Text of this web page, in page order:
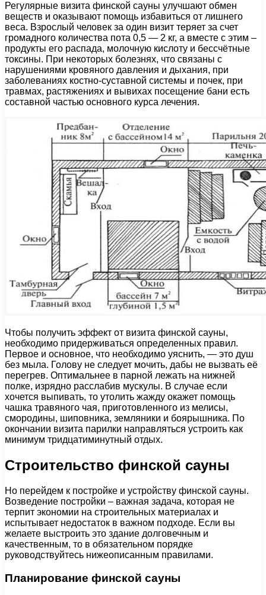
Регулярные визита финской сауны улучшают обмен
веществ и оказывают помощь избавиться от лишнего
веса. Взрослый человек за один визит теряет за счет
громадного количества пота 0,5 — 2 кг, а вместе с этим –
продукты его распада, молочную кислоту и бессчётные
токсины. При некоторых болезнях, что связаны с
нарушениями кровяного давления и дыхания, при
заболеваниях костно-суставной системы и почек, при
травмах, растяжениях и вывихах посещение бани есть
составной частью основного курса лечения.
Чтобы получить эффект от визита финской сауны,
необходимо придерживаться определенных правил.
Первое и основное, что необходимо уяснить, — это душ
без мыла. Голову не следует мочить, дабы не вызвать её
перегрев. Оптимальнее в парной лежать на нижней
полке, изрядно расслабив мускулы. В случае если
хочется выпивать, то утолить жажду окажет помощь
чашка травяного чая, приготовленного из мелисы,
смородины, шиповника, земляники и боярышника. По
окончании визита парилки направляться устроить как
минимум тридцатиминутный отдых.
Строительство финской сауны
Но перейдем к постройке и устройству финской сауны.
Возведение постройки – важная задача, которая не
терпит экономии на строительных материалах и
испытывает недостаток в важном подходе. Если вы
желаете выстроить это здание долговечным и
качественным, то в обязательном порядке
руководствуйтесь нижеописанным правилами.
Планирование финской сауны